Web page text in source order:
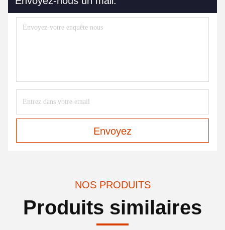
Envoyez
NOS PRODUITS
Produits similaires